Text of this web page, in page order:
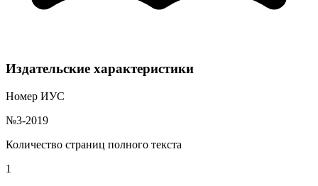
Издательские характеристики
Номер ИУС
№3-2019
Количество страниц полного текста
1